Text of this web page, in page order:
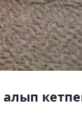
алып